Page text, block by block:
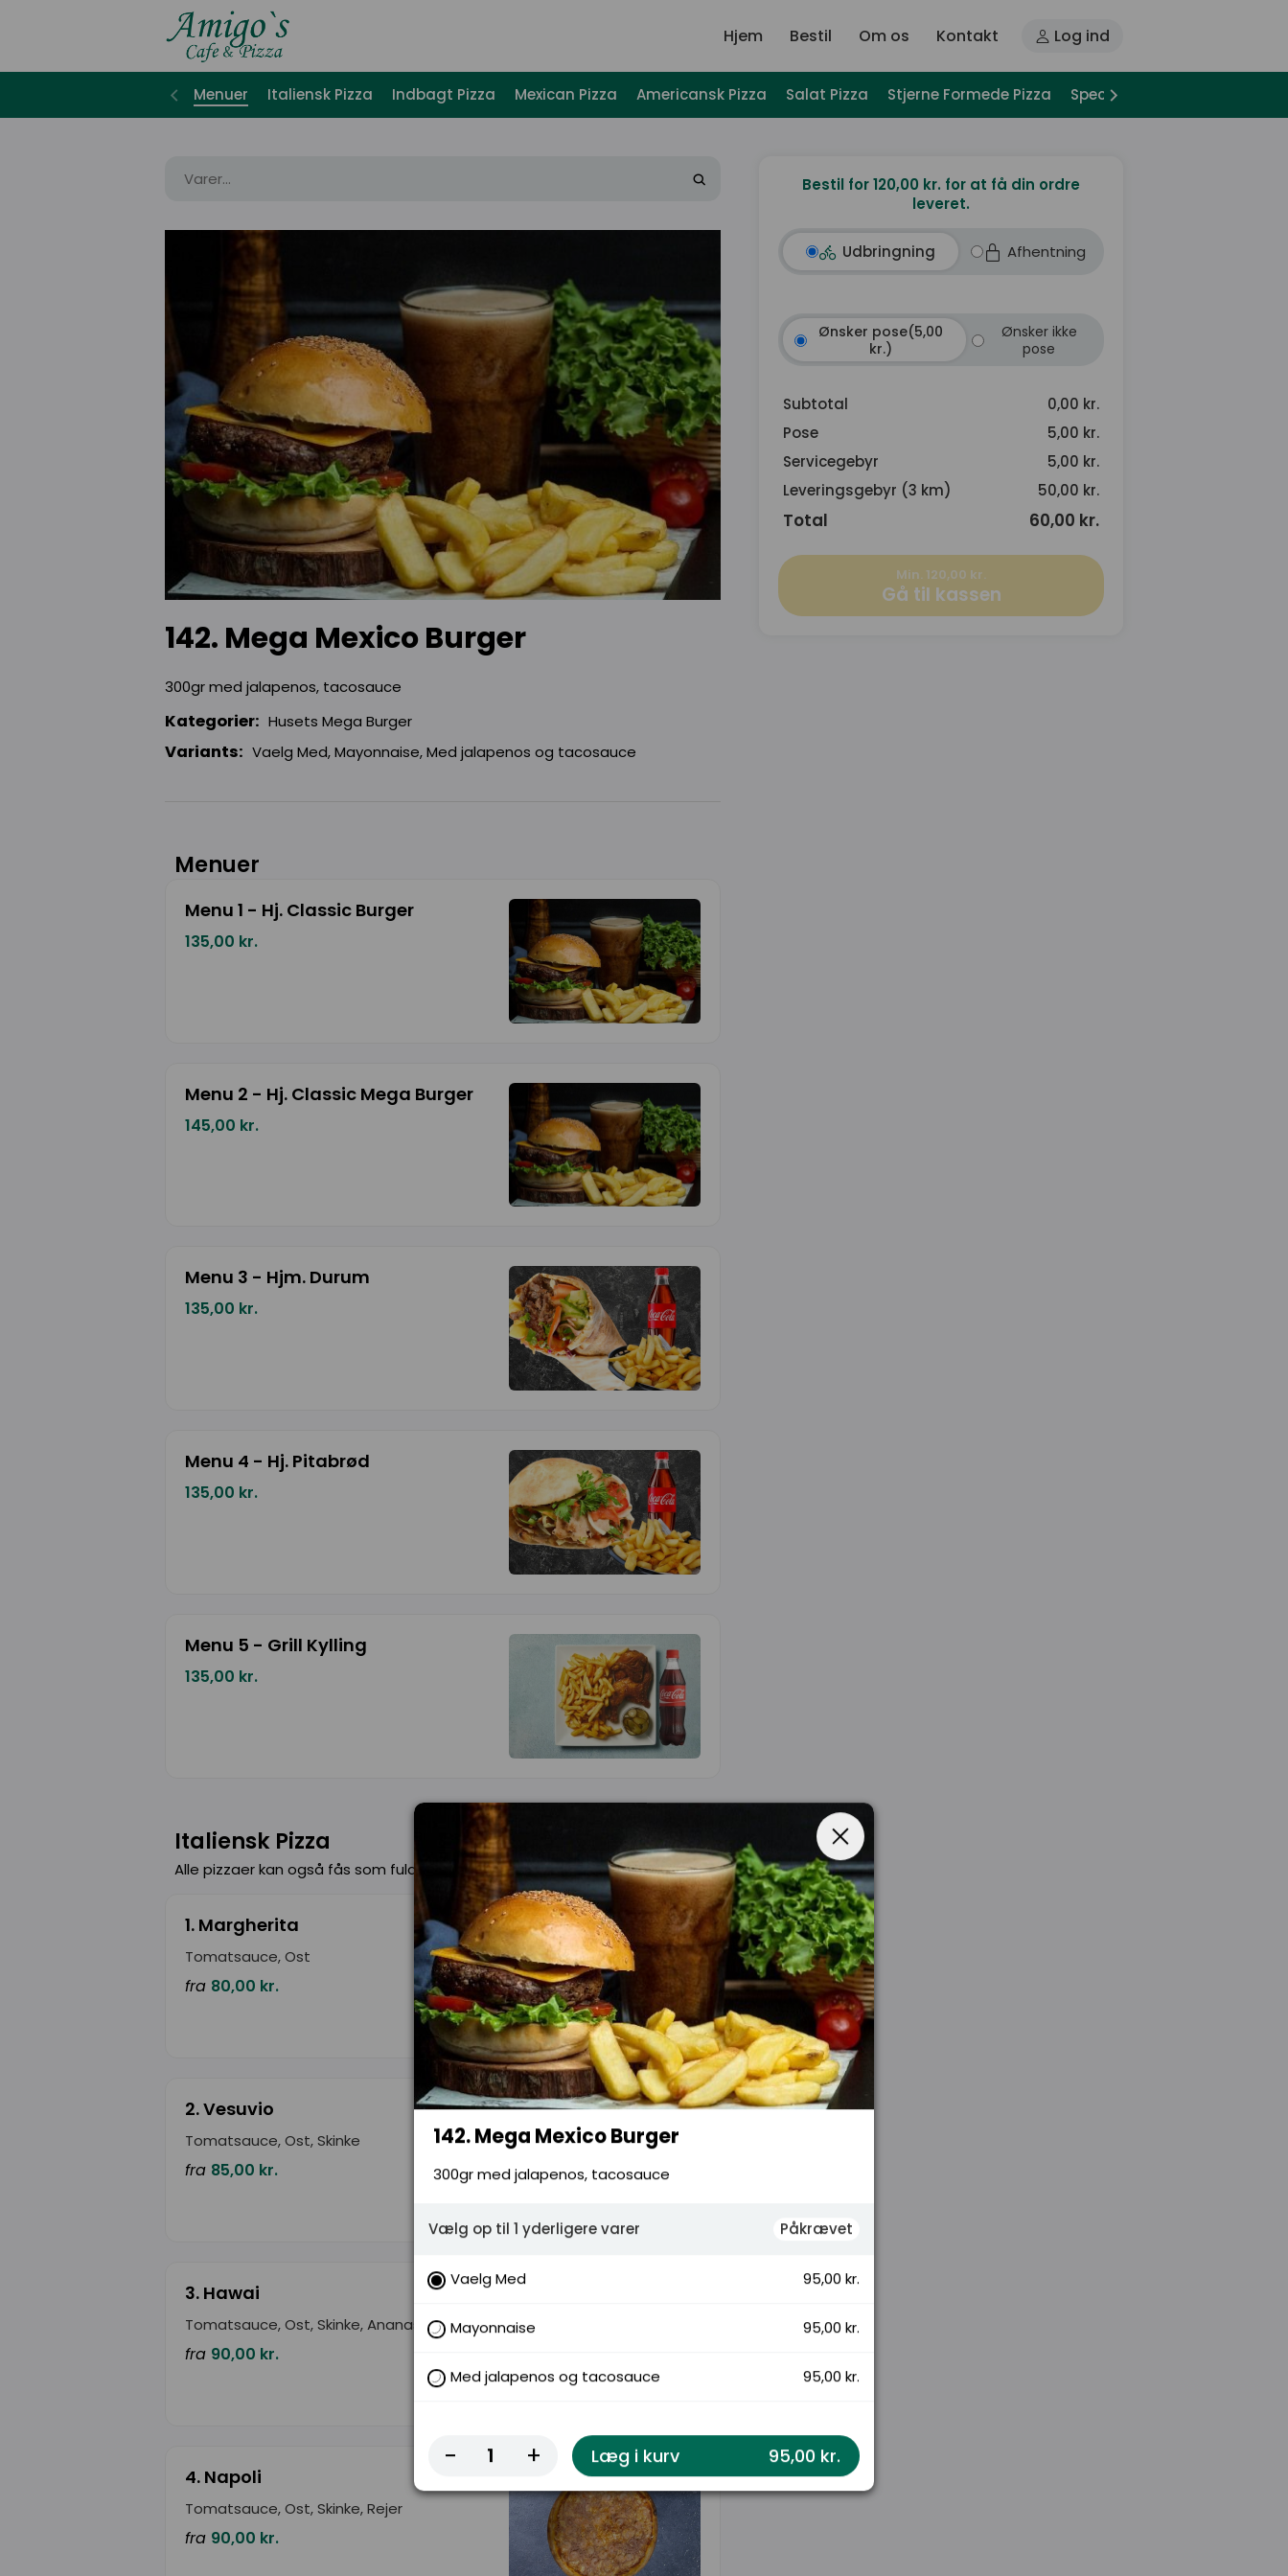
Hjem Bestil Om os Kontakt Log ind
Menuer Italiensk Pizza Indbagt Pizza Mexican Pizza Americansk Pizza Salat Pizza Stjerne Formede Pizza Special Pizza
142. Mega Mexico Burger
300gr med jalapenos, tacosauce
Kategorier: Husets Mega Burger
Variants: Vaelg Med, Mayonnaise, Med jalapenos og tacosauce
Menuer
Menu 1 - Hj. Classic Burger
135,00 kr.
Menu 2 - Hj. Classic Mega Burger
145,00 kr.
Menu 3 - Hjm. Durum
135,00 kr.
Menu 4 - Hj. Pitabrød
135,00 kr.
Menu 5 - Grill Kylling
135,00 kr.
Italiensk Pizza
Alle pizzaer kan også fås som fuldkorn og glutenfri.
1. Margherita
Tomatsauce, Ost
fra 80,00 kr.
2. Vesuvio
Tomatsauce, Ost, Skinke
fra 85,00 kr.
3. Hawai
Tomatsauce, Ost, Skinke, Ananas
fra 90,00 kr.
4. Napoli
Tomatsauce, Ost, Skinke, Rejer
fra 90,00 kr.
Bestil for 120,00 kr. for at få din ordre
leveret.
Udbringning Afhentning
Ønsker pose(5,00
kr.)
Ønsker ikke
pose
Subtotal
0,00 kr.
Pose
5,00 kr.
Servicegebyr
5,00 kr.
Leveringsgebyr (3 km)
50,00 kr.
Total 60,00 kr.
Min. 120,00 kr.
Gå til kassen
142. Mega Mexico Burger
300gr med jalapenos, tacosauce
Vælg op til 1 yderligere varer Påkrævet
Vaelg Med 95,00 kr.
Mayonnaise 95,00 kr.
Med jalapenos og tacosauce 95,00 kr.
- + Læg i kurv 95,00 kr.